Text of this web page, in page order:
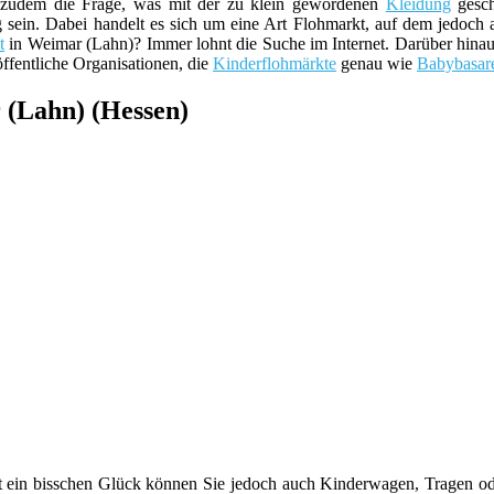
Dabei handelt es sich um eine Art Flohmarkt, auf dem jedoch
in Weimar (Lahn)? Immer lohnt die Suche im Internet. Darüber
Organisationen, die Kinderflohmärkte genau wie
(Hessen)
bisschen Glück können Sie jedoch auch Kinderwagen, Tragen